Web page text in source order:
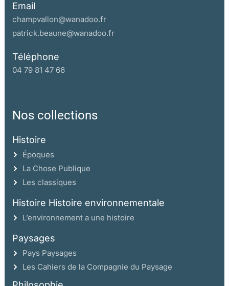
Email
champvallon@wanadoo.fr
patrick.beaune@wanadoo.fr
Téléphone
04 79 81 47 66
Nos collections
Histoire
Époques
La Chose Publique
Les classiques
Histoire Histoire environnementale
L’environnement a une histoire
Paysages
Pays Paysages
Les Cahiers de la Compagnie du Paysage